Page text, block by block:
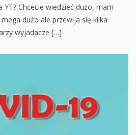
Chcecie wiedzieć dużo, mam
dużo ale przewija się kilka
wyjadacze […]